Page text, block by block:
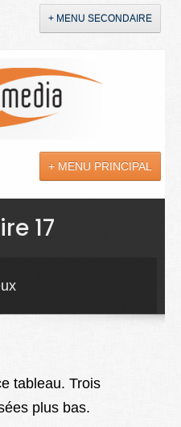
+ MENU SECONDAIRE
+ MENU PRINCIPAL
17
tableau. Trois
plus bas.